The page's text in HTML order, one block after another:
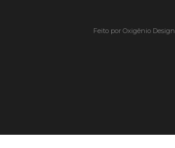
Feito por Oxigênio Design